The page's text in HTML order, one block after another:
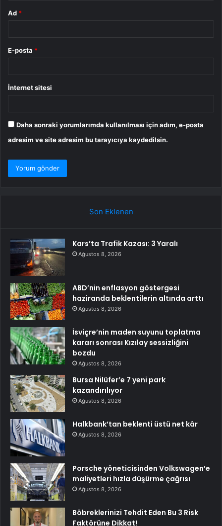
Ad *
E-posta *
İnternet sitesi
Daha sonraki yorumlarımda kullanılması için adım, e-posta
adresim ve site adresim bu tarayıcıya kaydedilsin.
Son Eklenen
Kars’ta Trafik Kazası: 3 Yaralı
Ağustos 8, 2026
ABD’nin enflasyon göstergesi
haziranda beklentilerin altında arttı
Ağustos 8, 2026
İsviçre’nin maden suyunu toplatma
kararı sonrası Kızılay sessizliğini
bozdu
Ağustos 8, 2026
Bursa Nilüfer’e 7 yeni park
kazandırılıyor
Ağustos 8, 2026
Halkbank’tan beklenti üstü net kâr
Ağustos 8, 2026
Porsche yöneticisinden Volkswagen’e
maliyetleri hızla düşürme çağrısı
Ağustos 8, 2026
Böbreklerinizi Tehdit Eden Bu 3 Risk
Faktörüne Dikkat!